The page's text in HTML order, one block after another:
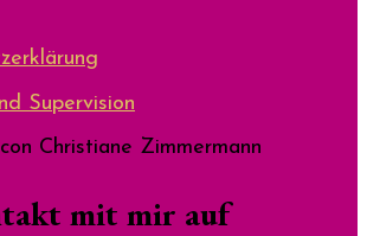
Supervision
mit mir auf